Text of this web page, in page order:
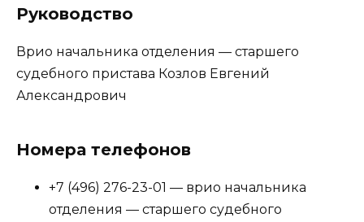
Руководство
Врио начальника отделения — старшего
судебного пристава Козлов Евгений
Александрович
Номера телефонов
+7 (496) 276-23-01 — врио начальника
отделения — старшего судебного